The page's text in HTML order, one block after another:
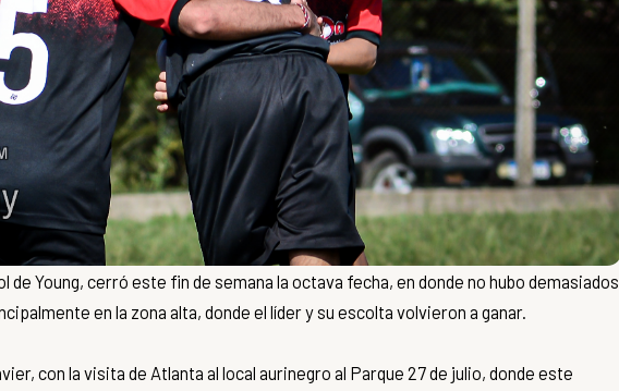
de Young, cerró este fin de semana la octava fecha, en donde no hubo demasiados
en la zona alta, donde el líder y su escolta volvieron a ganar.
con la visita de Atlanta al local aurinegro al Parque 27 de julio, donde este